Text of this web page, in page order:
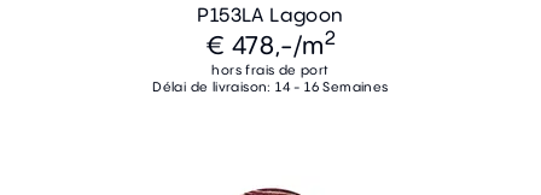
P153LA Lagoon
€ 478,-/m2
hors frais de port
Délai de livraison: 14 - 16 Semaines